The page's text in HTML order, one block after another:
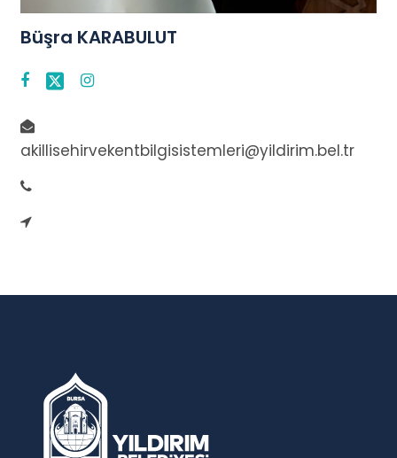
Büşra KARABULUT
akillisehirvekentbilgisistemleri@yildirim.bel.tr